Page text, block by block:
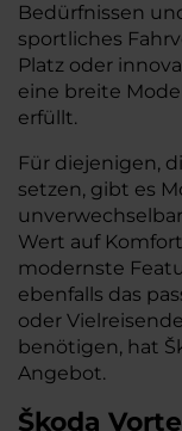
Bedürfnissen
sportliches
Platz oder
eine breite
erfüllt.
Für diejenigen,
setzen, gibt es
Wert auf
modernste
ebenfalls das
oder
benötigen, hat
Angebot.
Škoda